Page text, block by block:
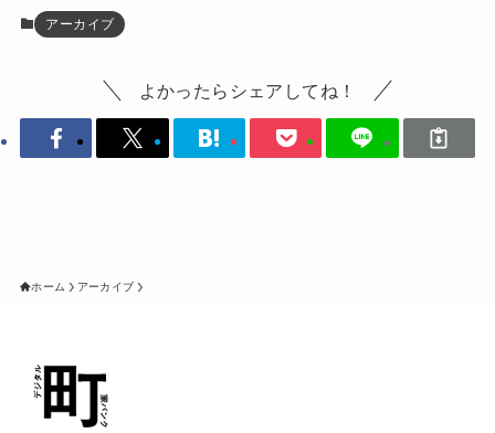
アーカイブ
よかったらシェアしてね！
ホーム アーカイブ